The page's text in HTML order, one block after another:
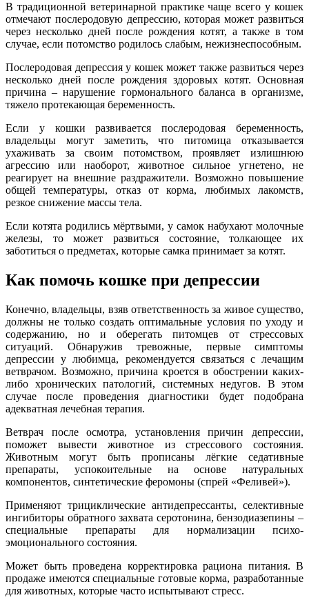
В традиционной ветеринарной практике чаще всего у кошек
отмечают послеродовую депрессию, которая может развиться
через несколько дней после рождения котят, а также в том
случае, если потомство родилось слабым, нежизнеспособным.
Послеродовая депрессия у кошек может также развиться через
несколько дней после рождения здоровых котят. Основная
причина – нарушение гормонального баланса в организме,
тяжело протекающая беременность.
Если у кошки развивается послеродовая беременность,
владельцы могут заметить, что питомица отказывается
ухаживать за своим потомством, проявляет излишнюю
агрессию или наоборот, животное сильное угнетено, не
реагирует на внешние раздражители. Возможно повышение
общей температуры, отказ от корма, любимых лакомств,
резкое снижение массы тела.
Если котята родились мёртвыми, у самок набухают молочные
железы, то может развиться состояние, толкающее их
заботиться о предметах, которые самка принимает за котят.
Как помочь кошке при депрессии
Конечно, владельцы, взяв ответственность за живое существо,
должны не только создать оптимальные условия по уходу и
содержанию, но и оберегать питомцев от стрессовых
ситуаций. Обнаружив тревожные, первые симптомы
депрессии у любимца, рекомендуется связаться с лечащим
ветврачом. Возможно, причина кроется в обострении каких-
либо хронических патологий, системных недугов. В этом
случае после проведения диагностики будет подобрана
адекватная лечебная терапия.
Ветврач после осмотра, установления причин депрессии,
поможет вывести животное из стрессового состояния.
Животным могут быть прописаны лёгкие седативные
препараты, успокоительные на основе натуральных
компонентов, синтетические феромоны (спрей «Феливей»).
Применяют трициклические антидепрессанты, селективные
ингибиторы обратного захвата серотонина, бензодиазепины –
специальные препараты для нормализации психо-
эмоционального состояния.
Может быть проведена корректировка рациона питания. В
продаже имеются специальные готовые корма, разработанные
для животных, которые часто испытывают стресс.